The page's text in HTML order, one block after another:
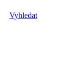
Vyhledat